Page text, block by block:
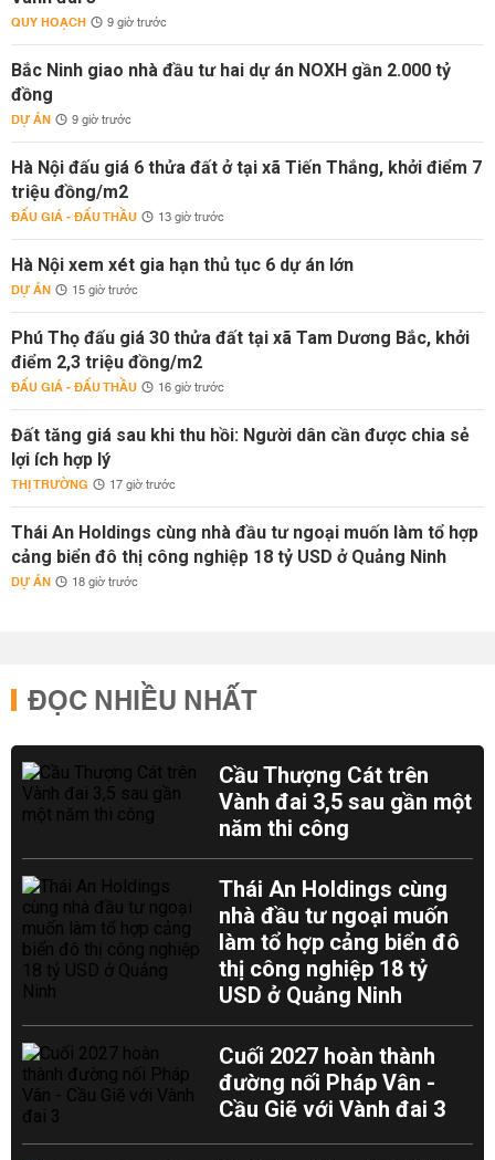
QUY HOẠCH 9 giờ trước
Bắc Ninh giao nhà đầu tư hai dự án NOXH gần 2.000 tỷ
đồng
DỰ ÁN 9 giờ trước
Hà Nội đấu giá 6 thửa đất ở tại xã Tiến Thắng, khởi điểm 7
triệu đồng/m2
ĐẤU GIÁ - ĐẤU THẦU 13 giờ trước
Hà Nội xem xét gia hạn thủ tục 6 dự án lớn
DỰ ÁN 15 giờ trước
Phú Thọ đấu giá 30 thửa đất tại xã Tam Dương Bắc, khởi
điểm 2,3 triệu đồng/m2
ĐẤU GIÁ - ĐẤU THẦU 16 giờ trước
Đất tăng giá sau khi thu hồi: Người dân cần được chia sẻ
lợi ích hợp lý
THỊ TRƯỜNG 17 giờ trước
Thái An Holdings cùng nhà đầu tư ngoại muốn làm tổ hợp
cảng biển đô thị công nghiệp 18 tỷ USD ở Quảng Ninh
DỰ ÁN 18 giờ trước
ĐỌC NHIỀU NHẤT
Cầu Thượng Cát trên
Vành đai 3,5 sau gần một
năm thi công
Thái An Holdings cùng
nhà đầu tư ngoại muốn
làm tổ hợp cảng biển đô
thị công nghiệp 18 tỷ
USD ở Quảng Ninh
Cuối 2027 hoàn thành
đường nối Pháp Vân -
Cầu Giẽ với Vành đai 3